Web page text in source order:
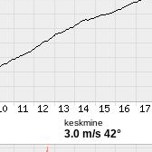
keskmine
3.0 m/s 42°